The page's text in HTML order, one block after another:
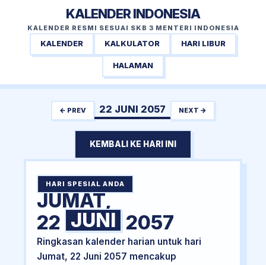
KALENDER INDONESIA
KALENDER RESMI SESUAI SKB 3 MENTERI INDONESIA
KALENDER KALKULATOR HARI LIBUR
HALAMAN
← PREV 22 JUNI 2057 NEXT →
KEMBALI KE HARI INI
HARI SPESIAL ANDA
JUMAT,
22 JUNI 2057
Ringkasan kalender harian untuk hari
Jumat, 22 Juni 2057 mencakup